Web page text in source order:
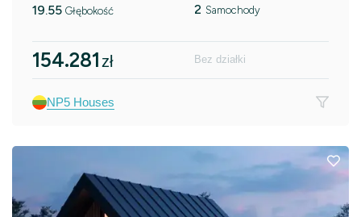
19.55 Głębokość 2 Samochody
154.281 zł Bez działki
NP5 Houses